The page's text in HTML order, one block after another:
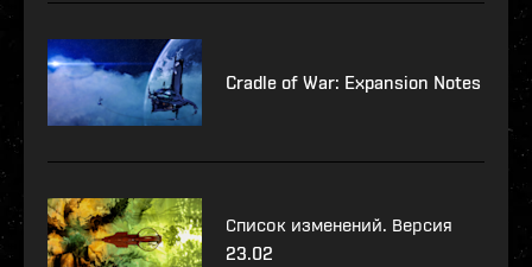
Cradle of War: Expansion Notes
Список изменений. Версия
23.02